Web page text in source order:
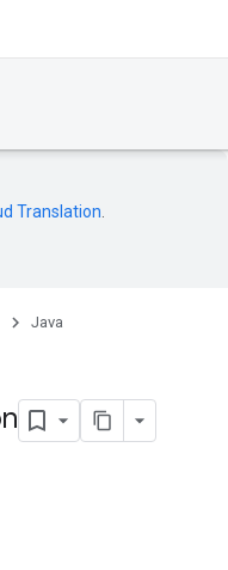
Translation
Java